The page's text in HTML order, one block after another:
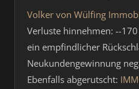
Volker von Wülfing
Verluste hinnehmen: --
ein empfindlicher
Neukundengewinnung
Ebenfalls abgerutscht: